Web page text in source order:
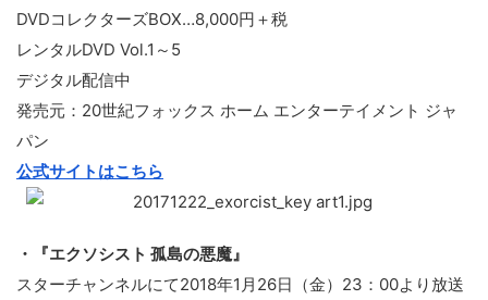
DVDコレクターズBOX…8,000円＋税
レンタルDVD Vol.1～5
デジタル配信中
発売元：20世紀フォックス ホーム エンターテイメント ジャ
パン
公式サイトはこちら
・『エクソシスト 孤島の悪魔』
スターチャンネルにて2018年1月26日（金）23：00より放送